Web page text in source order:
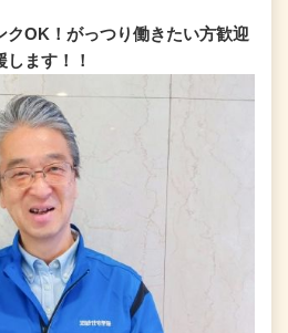
クOK！がっつり働きたい方歓迎
ます！！